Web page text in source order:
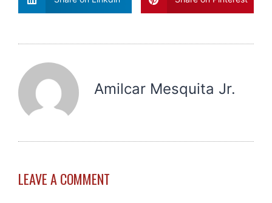
Amilcar Mesquita Jr.
LEAVE A COMMENT